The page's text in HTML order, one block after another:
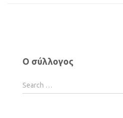
Ο σύλλογος
Search …